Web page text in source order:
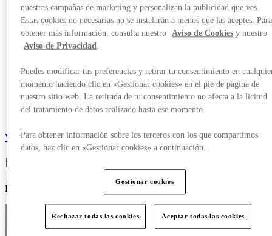
Tiendas
Ofertas
Planifica tu visita
¿Qué pasa?
Descubre la región
Tarjeta regalo
Volver
Personal Shopping Service
Enhance your style with our exclusive Personal Shopping Service
nuestras campañas de marketing y personalizan la publicidad que ves.
Estas cookies no necesarias no se instalarán a menos que las aceptes. Para
obtener más información, consulta nuestro
Aviso de Cookies y nuestro
Aviso de Privacidad
Puedes modificar tus preferencias y retirar tu consentimiento en
momento haciendo clic en «Gestionar cookies» en el pie de página de
nuestro sitio web. La retirada de tu consentimiento no afecta a la licitud
del tratamiento de datos realizado hasta ese momento.
Para obtener información sobre los terceros con los que compartimos
datos, haz clic en «Gestionar cookies» a continuación.
Gestionar cookies
Rechazar todas las cookies Aceptar todas las cookies